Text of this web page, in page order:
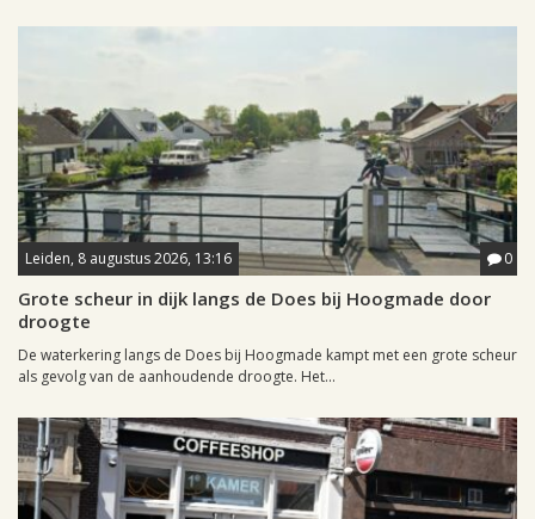
Leiden, 8 augustus 2026, 13:16 0
Grote scheur in dijk langs de Does bij Hoogmade door
droogte
De waterkering langs de Does bij Hoogmade kampt met een grote scheur
als gevolg van de aanhoudende droogte. Het...